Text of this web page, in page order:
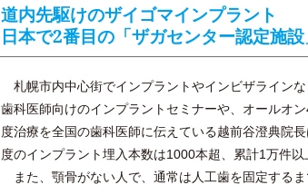
道内先駆けのザイゴマインプラント
日本で2番目の「ザガセンター認定施設
札幌市内中心街でインプラントやインビザラインな
歯科医師向けのインプラントセミナーや、オールオ
度治療を全国の歯科医師に伝えている越前谷澄典院
度のインプラント埋入本数は1000本超、累計1万件以
また、顎骨がない人で、通常は人工歯を固定する